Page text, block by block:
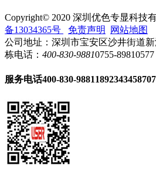
Copyright© 2020 深圳优色专显科技
备13034365号
免责声明
网站地图
公司地址：深圳市宝安区沙井街道
栋电话： 400-830-98810755-89810577
服务电话400-830-988118923434587